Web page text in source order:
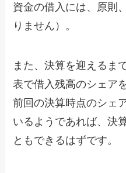
資金の借入には、原則
りません）。
また、決算を迎えるま
表で借入残高のシェア
前回の決算時点のシェ
いるようであれば、決
ともできるはずです。